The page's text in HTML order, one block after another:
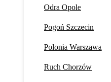
Odra Opole
Pogoń Szczecin
Polonia Warszawa
Ruch Chorzów